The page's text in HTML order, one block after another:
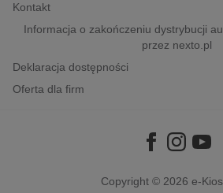
Kontakt
Informacja o zakończeniu dystrybucji
przez nexto.pl
Deklaracja dostępności
Oferta dla firm
Copyright © 2026 e-